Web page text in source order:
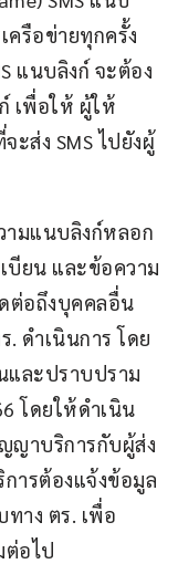
ครือข่ายทุกครั้ง
แนบลิงก์ จะต้อง
เพื่อให้ ผู้ให้
ะส่ง SMS ไปยังผู้
มแนบลิงก์หลอก
บียน และข้อความ
ต่อถึงบุคคลอื่น
ดำเนินการ โดย
และปราบปราม
โดยให้ดำเนิน
ญาบริการกับผู้ส่ง
ารต้องแจ้งข้อมูล
าง ตร. เพื่อ
ต่อไป